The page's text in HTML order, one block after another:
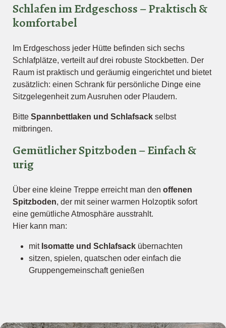
Schlafen im Erdgeschoss – Praktisch &
komfortabel
Im Erdgeschoss jeder Hütte befinden sich sechs
Schlafplätze, verteilt auf drei robuste Stockbetten. Der
Raum ist praktisch und geräumig eingerichtet und bietet
zusätzlich: einen Schrank für persönliche Dinge eine
Sitzgelegenheit zum Ausruhen oder Plaudern.
Bitte Spannbettlaken und Schlafsack selbst
mitbringen.
Gemütlicher Spitzboden – Einfach &
urig
Über eine kleine Treppe erreicht man den offenen
Spitzboden, der mit seiner warmen Holzoptik sofort
eine gemütliche Atmosphäre ausstrahlt.
Hier kann man:
mit Isomatte und Schlafsack übernachten
sitzen, spielen, quatschen oder einfach die
Gruppengemeinschaft genießen